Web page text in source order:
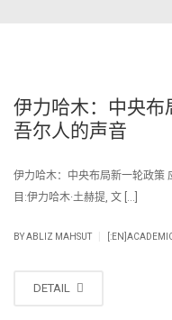
伊力哈木：中央布
吾尔人的声音
伊力哈木：中央布局新一轮政策
目:伊力哈木·土赫提, 文 […]
BYABLIZ MAHSUT
DETAIL